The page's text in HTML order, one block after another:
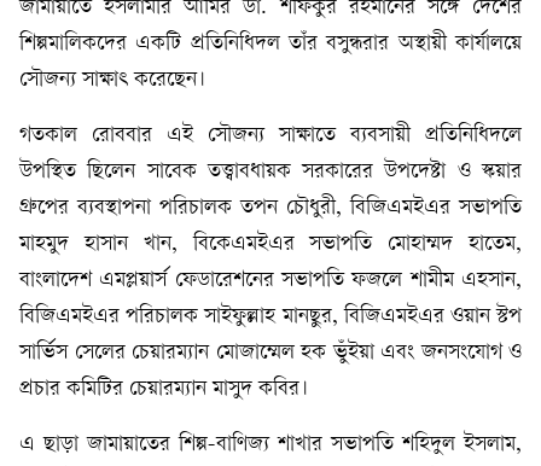
জামায়াতে ইসলামীর আমির ডা. শফিকুর রহমানের সঙ্গে দেশের
শিল্পমালিকদের একটি প্রতিনিধিদল তাঁর বসুন্ধরার অস্থায়ী কার্যালয়ে
সৌজন্য সাক্ষাৎ করেছেন।
গতকাল রোববার এই সৌজন্য সাক্ষাতে ব্যবসায়ী প্রতিনিধিদলে
উপস্থিত ছিলেন সাবেক তত্ত্বাবধায়ক সরকারের উপদেষ্টা ও স্কয়ার
গ্রুপের ব্যবস্থাপনা পরিচালক তপন চৌধুরী, বিজিএমইএর সভাপতি
মাহমুদ হাসান খান, বিকেএমইএর সভাপতি মোহাম্মদ হাতেম,
বাংলাদেশ এমপ্লয়ার্স ফেডারেশনের সভাপতি ফজলে শামীম এহসান,
বিজিএমইএর পরিচালক সাইফুল্লাহ মানছুর, বিজিএমইএর ওয়ান স্টপ
সার্ভিস সেলের চেয়ারম্যান মোজাম্মেল হক ভুঁইয়া এবং জনসংযোগ ও
প্রচার কমিটির চেয়ারম্যান মাসুদ কবির।
এ ছাড়া জামায়াতের শিল্প-বাণিজ্য শাখার সভাপতি শহিদুল ইসলাম,